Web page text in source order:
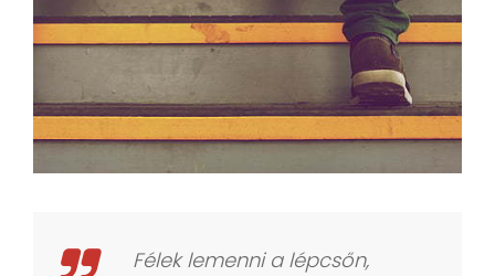
Félek lemenni a lépcsőn,